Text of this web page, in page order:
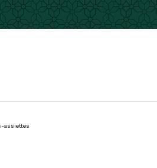
assiettes